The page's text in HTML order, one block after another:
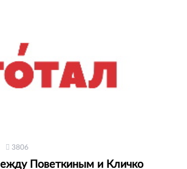
3806
Поветкиным и Кличко